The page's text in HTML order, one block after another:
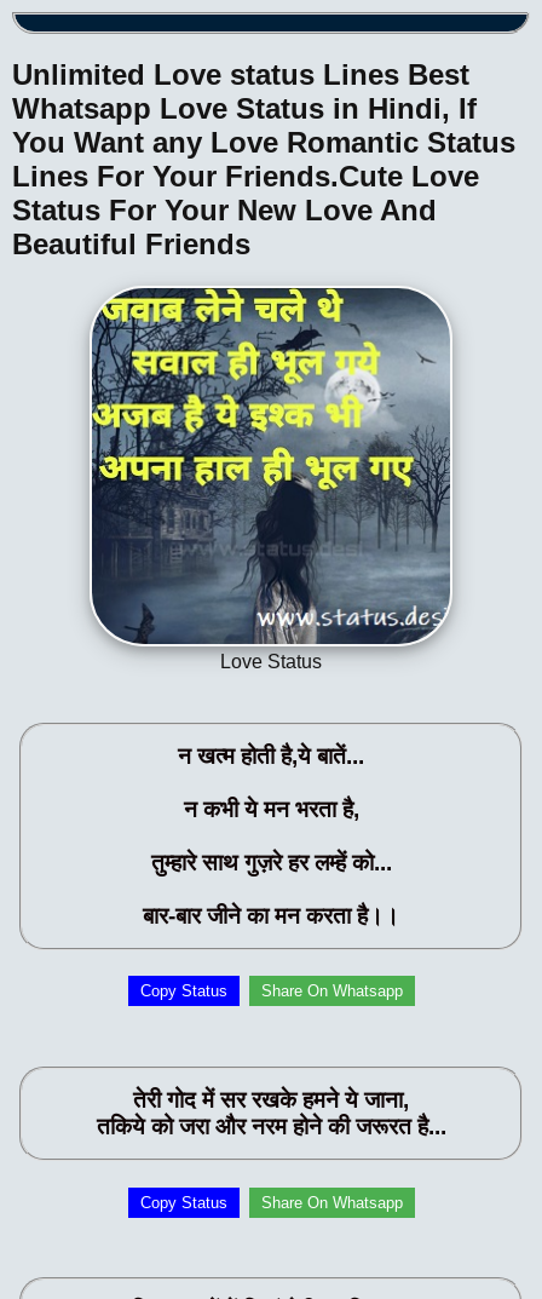
Unlimited Love status Lines Best
Whatsapp Love Status in Hindi, If
You Want any Love Romantic Status
Lines For Your Friends.Cute Love
Status For Your New Love And
Beautiful Friends
Love Status
न खत्म होती है,ये बातें...
न कभी ये मन भरता है,
तुम्हारे साथ गुज़रे हर लम्हें को...
बार-बार जीने का मन करता है।।
Copy Status Share On Whatsapp
तेरी गोद में सर रखके हमने ये जाना,
तकिये को जरा और नरम होने की जरूरत है...
Copy Status Share On Whatsapp